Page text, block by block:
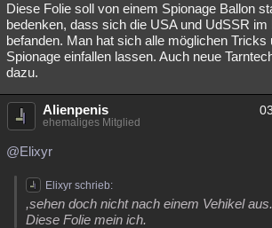
Diese Folie soll von einem Spionage Ballon
bedenken, dass sich die USA und UdSSR im
befanden. Man hat sich alle möglichen Tricks
Spionage einfallen lassen. Auch neue
dazu.
Alienpenis
ehemaliges Mitglied
@Elixyr
Elixyr schrieb:
,sehen doch nicht nach einem Vehikel aus.
Diese Folie mein ich.